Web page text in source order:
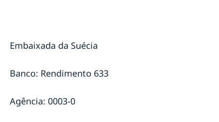
Embaixada da Suécia
Banco: Rendimento 633
Agência: 0003-0